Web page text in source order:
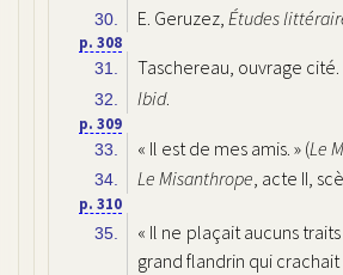
30. E. Geruzez, Études
p. 308
31. Taschereau, ouvrage cité.
32. Ibid.
p. 309
33. « Il est de mes amis. » (Le
34. Le Misanthrope, acte II,
p. 310
35.
« Il ne plaçait aucuns
grand flandrin qui